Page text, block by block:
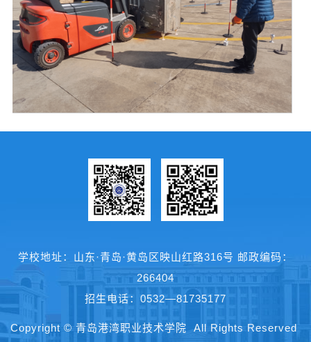
学校地址：山东·青岛·黄岛区映山红路316号 邮政编码：
266404
招生电话：0532—81735177
Copyright © 青岛港湾职业技术学院 All Rights Reserved